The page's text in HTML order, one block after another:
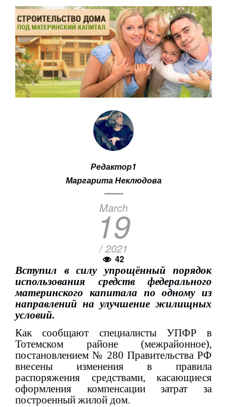
Редактор1
Маргарита Неклюдова
March
19
/ 2021
42
Вступил в силу упрощённый порядок
использования средств федерального
материнского капитала по одному из
направлений на улучшение жилищных
условий.
Как сообщают специалисты УПФР в
Тотемском районе (межрайонное),
постановлением № 280 Правительства РФ
внесены изменения в правила
распоряжения средствами, касающиеся
оформления компенсации затрат за
построенный жилой дом.